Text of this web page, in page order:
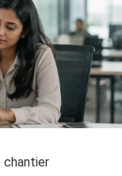
chantier